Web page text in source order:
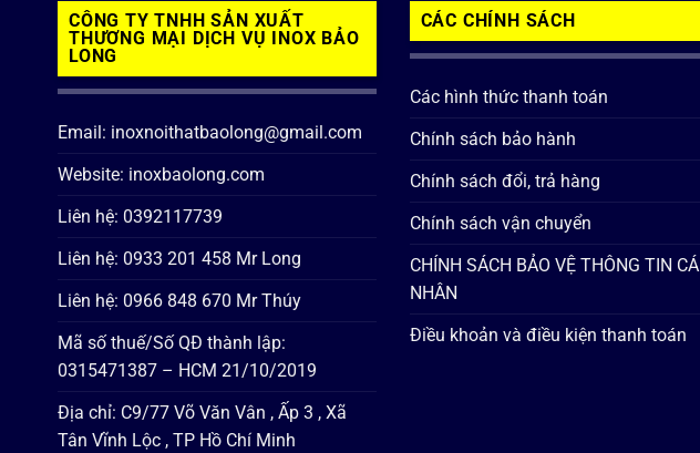
CÔNG TY TNHH SẢN XUẤT
THƯƠNG MẠI DỊCH VỤ INOX BẢO
LONG
Email: inoxnoithatbaolong@gmail.com
Website: inoxbaolong.com
Liên hệ: 0392117739
Liên hệ: 0933 201 458 Mr Long
Liên hệ: 0966 848 670 Mr Thúy
Mã số thuế/Số QĐ thành lập:
0315471387 – HCM 21/10/2019
Địa chỉ: C9/77 Võ Văn Vân , Ấp 3 , Xã
Tân Vĩnh Lộc , TP Hồ Chí Minh
CÁC CHÍNH SÁCH
Các hình thức thanh toán
Chính sách bảo hành
Chính sách đổi, trả hàng
Chính sách vận chuyển
CHÍNH SÁCH BẢO VỆ THÔNG TIN CÁ
NHÂN
Điều khoản và điều kiện thanh toán